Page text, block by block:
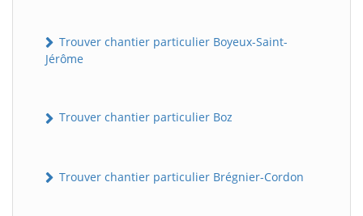
Trouver chantier particulier Boyeux-Saint-
Jérôme
Trouver chantier particulier Boz
Trouver chantier particulier Brégnier-Cordon